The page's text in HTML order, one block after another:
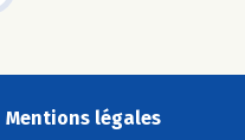
Mentions légales